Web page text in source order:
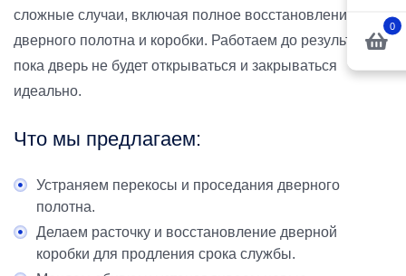
0
сложные случаи, включая полное восстановление
дверного полотна и коробки. Работаем до результата —
пока дверь не будет открываться и закрываться
идеально.
Что мы предлагаем:
Устраняем перекосы и проседания дверного
полотна.
Делаем расточку и восстановление дверной
коробки для продления срока службы.